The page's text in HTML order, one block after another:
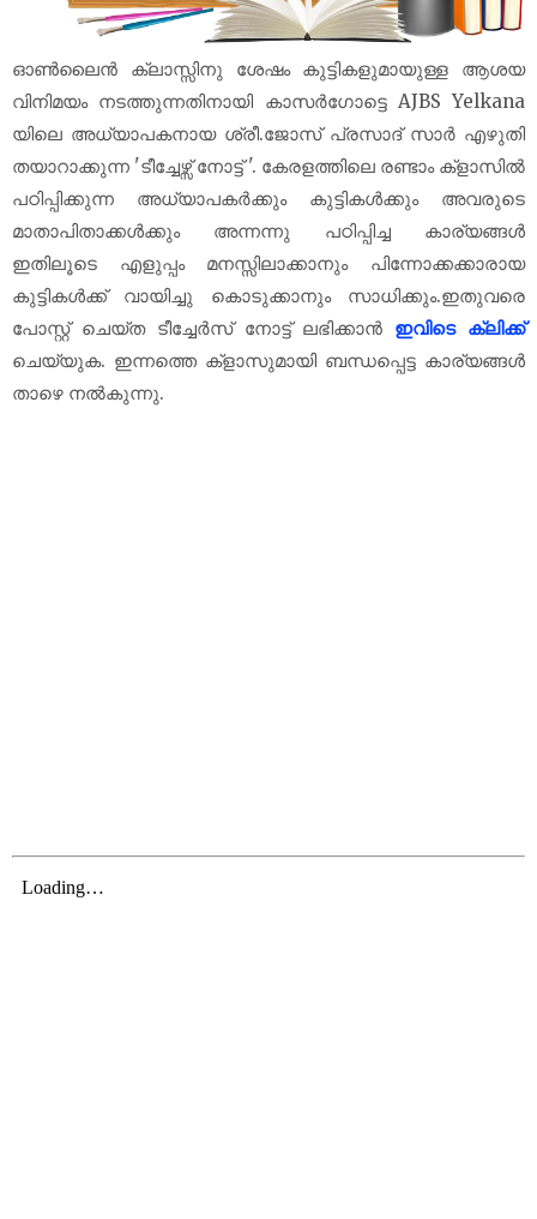
ഓൺലൈൻ ക്ലാസ്സിനു ശേഷം കുട്ടികളുമായുള്ള ആശയ
വിനിമയം നടത്തുന്നതിനായി കാസർഗോട്ടെ AJBS Yelkana
യിലെ അധ്യാപകനായ ശ്രീ.ജോസ് പ്രസാദ് സാർ എഴുതി
തയാറാക്കുന്ന 'ടീച്ചേഴ്സ് നോട്ട് '. കേരളത്തിലെ രണ്ടാം ക്‌ളാസിൽ
പഠിപ്പിക്കുന്ന അധ്യാപകർക്കും കുട്ടികൾക്കും അവരുടെ
മാതാപിതാക്കൾക്കും അന്നന്നു പഠിപ്പിച്ച കാര്യങ്ങൾ
ഇതിലൂടെ എളുപ്പം മനസ്സിലാക്കാനും പിന്നോക്കക്കാരായ
കുട്ടികൾക്ക് വായിച്ചു കൊടുക്കാനും സാധിക്കും.ഇതുവരെ
പോസ്റ്റ് ചെയ്ത ടീച്ചേർസ് നോട്ട് ലഭിക്കാൻ ഇവിടെ ക്ലിക്ക്
ചെയ്യുക. ഇന്നത്തെ ക്‌ളാസുമായി ബന്ധപ്പെട്ട കാര്യങ്ങൾ
താഴെ നൽകുന്നു.